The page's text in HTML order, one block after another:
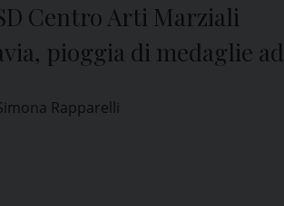
Centro Arti Marziali
pioggia di medaglie ad
Rapparelli